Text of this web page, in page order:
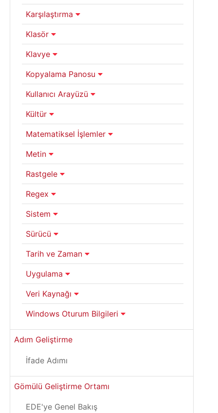
Karşılaştırma
Klasör
Klavye
Kopyalama Panosu
Kullanıcı Arayüzü
Kültür
Matematiksel İşlemler
Metin
Rastgele
Regex
Sistem
Sürücü
Tarih ve Zaman
Uygulama
Veri Kaynağı
Windows Oturum Bilgileri
Adım Geliştirme
İfade Adımı
Gömülü Geliştirme Ortamı
EDE'ye Genel Bakış